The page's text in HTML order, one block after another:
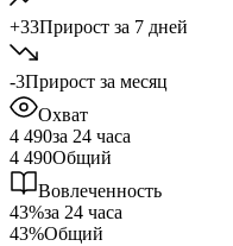
+33Прирост за 7 дней
-3Прирост за месяц
Охват
4 490за 24 часа
4 490Общий
Вовлеченность
43%за 24 часа
43%Общий